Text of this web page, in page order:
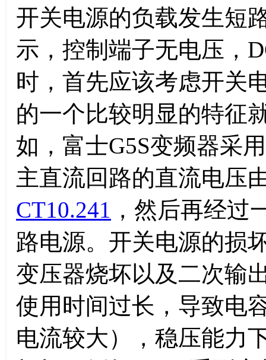
开关电源的负载发生短
示，控制端子无电压，
时，首先应该考虑开关
的一个比较明显的特征
如，富士G5S变频器采
主直流回路的直流电压
CT10.241 ，然后再经过
路电源。开关电源的损
变压器烧坏以及二次输
使用时间过长，导致电
电流较大），稳压能力